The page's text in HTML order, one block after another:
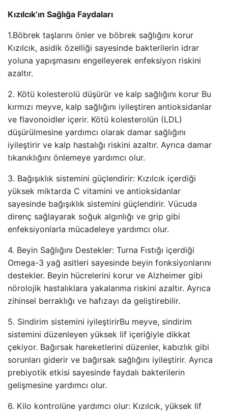
Kızılcık’ın Sağlığa Faydaları
1.Böbrek taşlarını önler ve böbrek sağlığını korur
Kızılcık, asidik özelliği sayesinde bakterilerin idrar
yoluna yapışmasını engelleyerek enfeksiyon riskini
azaltır.
2. Kötü kolesterolü düşürür ve kalp sağlığını korur Bu
kırmızı meyve, kalp sağlığını iyileştiren antioksidanlar
ve flavonoidler içerir. Kötü kolesterolün (LDL)
düşürülmesine yardımcı olarak damar sağlığını
iyileştirir ve kalp hastalığı riskini azaltır. Ayrıca damar
tıkanıklığını önlemeye yardımcı olur.
3. Bağışıklık sistemini güçlendirir: Kızılcık içerdiği
yüksek miktarda C vitamini ve antioksidanlar
sayesinde bağışıklık sistemini güçlendirir. Vücuda
direnç sağlayarak soğuk algınlığı ve grip gibi
enfeksiyonlarla mücadeleye yardımcı olur.
4. Beyin Sağlığını Destekler: Turna Fıstığı içerdiği
Omega-3 yağ asitleri sayesinde beyin fonksiyonlarını
destekler. Beyin hücrelerini korur ve Alzheimer gibi
nörolojik hastalıklara yakalanma riskini azaltır. Ayrıca
zihinsel berraklığı ve hafızayı da geliştirebilir.
5. Sindirim sistemini iyileştirirBu meyve, sindirim
sistemini düzenleyen yüksek lif içeriğiyle dikkat
çekiyor. Bağırsak hareketlerini düzenler, kabızlık gibi
sorunları giderir ve bağırsak sağlığını iyileştirir. Ayrıca
prebiyotik etkisi sayesinde faydalı bakterilerin
gelişmesine yardımcı olur.
6. Kilo kontrolüne yardımcı olur: Kızılcık, yüksek lif